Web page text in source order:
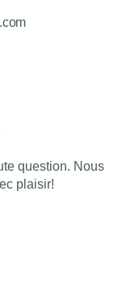
question. Nous
plaisir!